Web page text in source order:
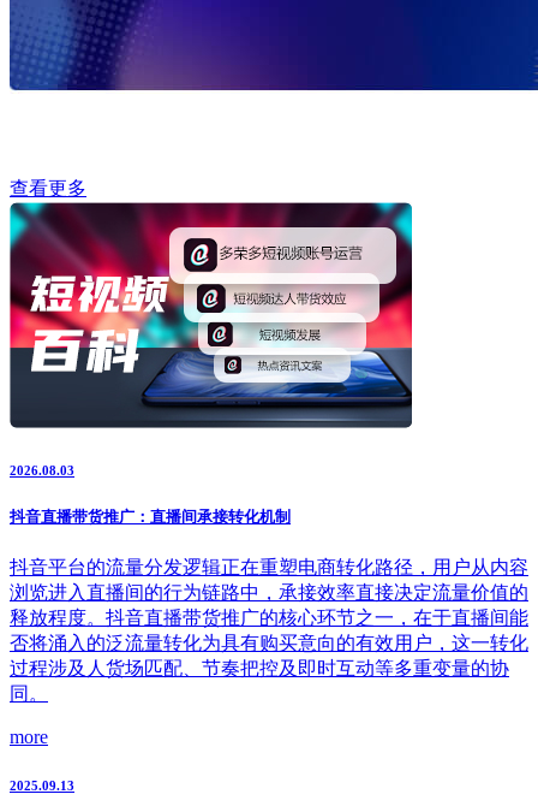
查看更多
2026.08.03
抖音直播带货推广：直播间承接转化机制
抖音平台的流量分发逻辑正在重塑电商转化路径，用户从内容
浏览进入直播间的行为链路中，承接效率直接决定流量价值的
释放程度。抖音直播带货推广的核心环节之一，在于直播间能
否将涌入的泛流量转化为具有购买意向的有效用户，这一转化
过程涉及人货场匹配、节奏把控及即时互动等多重变量的协
同。
more
2025.09.13